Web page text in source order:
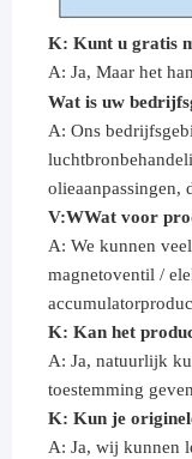
K: Kunt u gratis
A: Ja, Maar het
Wat is uw
A: Ons
olieaanpassingen,
V:WWat voor
A: We kunnen
magnetoventil /
accumulator
K: Kan het
A: Ja, natuurlijk
toestemming
K: Kun je
A: Ja, wij kunnen